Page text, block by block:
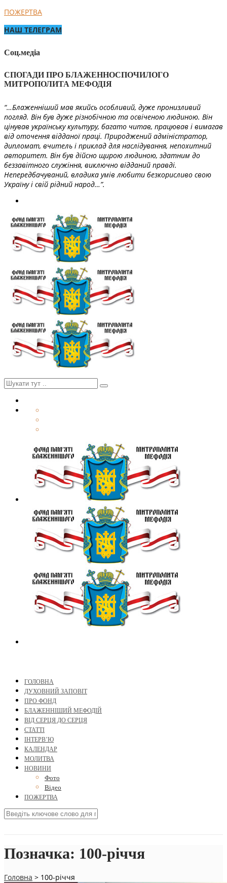
ПОЖЕРТВА
НАШ ТЕЛЕГРАМ
Соц.медіа
СПОГАДИ ПРО БЛАЖЕННОСПОЧИЛОГО
МИТРОПОЛИТА МЕФОДІЯ
“…Блаженніший мав якийсь особливий, дуже пронизливий
погляд. Він був дуже різнобічною та освіченою людиною. Він
цінував українську культуру, багато читав, працював і вимагав
від оточення відданої праці. Природжений адміністратор,
дипломат, вчитель і приклад для наслідування, непохитний
авторитет. Він був дійсно щирою людиною, здатним до
беззавітного служіння, виключно відданий правді.
Непередбачуваний, владика умів любити безкорисливо свою
Україну і свій рідний народ…”.
ГОЛОВНА
ДУХОВНИЙ ЗАПОВІТ
ПРО ФОНД
БЛАЖЕННІШИЙ МЕФОДІЙ
ВІД СЕРЦЯ ДО СЕРЦЯ
СТАТТІ
ІНТЕРВ’Ю
КАЛЕНДАР
МОЛИТВА
НОВИНИ
Фото
Відео
ПОЖЕРТВА
Позначка: 100-річчя
Головна > 100-річчя